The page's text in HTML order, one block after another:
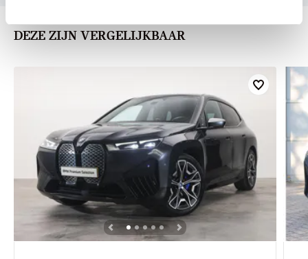
DEZE ZIJN VERGELIJKBAAR